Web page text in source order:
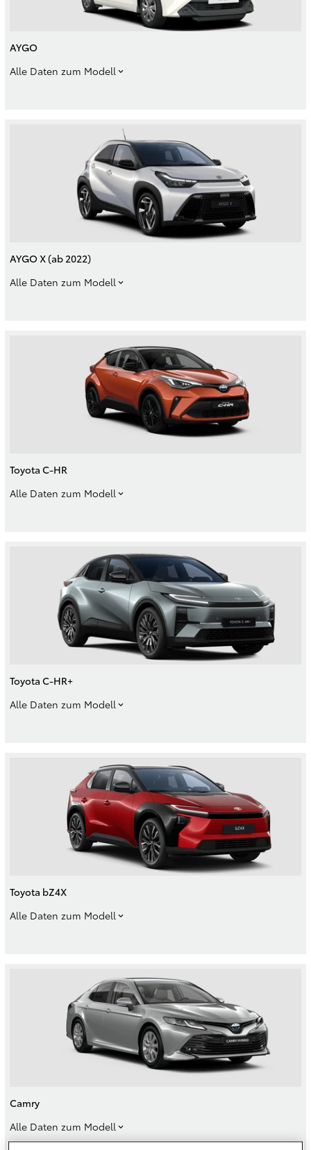
AYGO
Alle Daten zum Modell
AYGO X (ab 2022)
Alle Daten zum Modell
Toyota C-HR
Alle Daten zum Modell
Toyota C-HR+
Alle Daten zum Modell
Toyota bZ4X
Alle Daten zum Modell
Camry
Alle Daten zum Modell